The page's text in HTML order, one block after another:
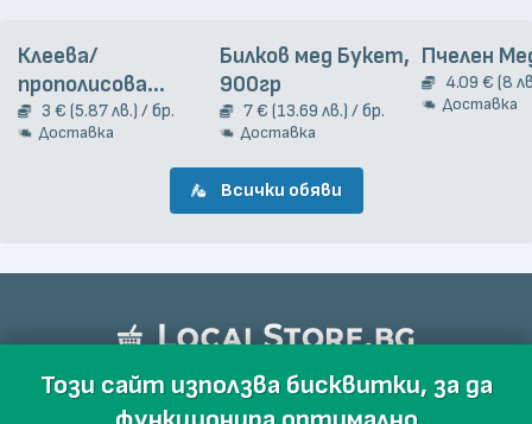
Клеева/
прополисова
тинктура, 20 мл
3 € (5.87 лв.) / бр.
Доставка
Билков мед Букет,
900гр
7 € (13.69 лв.) / бр.
Доставка
Пчелен
4.09 € (8
Доставка
Всички обяви
Този сайт използва бисквитки, за да